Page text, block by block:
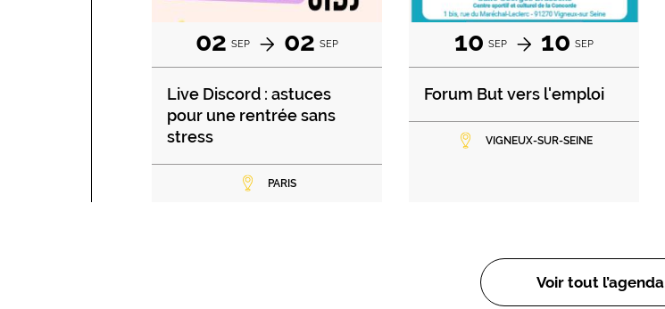
02 SEP 02 SEP
Live Discord : astuces
pour une rentrée sans
stress
PARIS
10 SEP 10 SEP
Forum But vers l'emploi
VIGNEUX-SUR-SEINE
Voir tout l’agenda